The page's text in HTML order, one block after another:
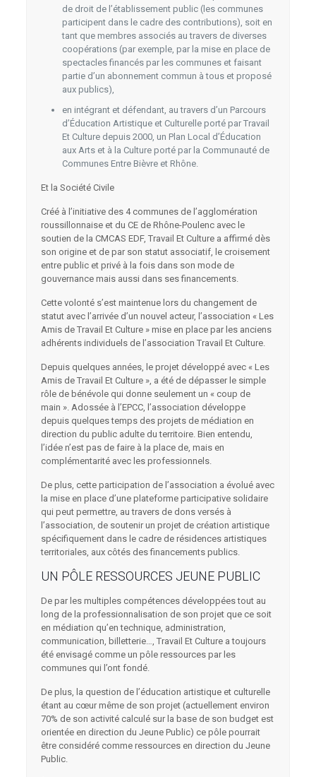
de droit de l’établissement public (les communes
participent dans le cadre des contributions), soit en
tant que membres associés au travers de diverses
coopérations (par exemple, par la mise en place de
spectacles financés par les communes et faisant
partie d’un abonnement commun à tous et proposé
aux publics),
en intégrant et défendant, au travers d’un Parcours
d’Éducation Artistique et Culturelle porté par Travail
Et Culture depuis 2000, un Plan Local d’Éducation
aux Arts et à la Culture porté par la Communauté de
Communes Entre Bièvre et Rhône.
Et la Société Civile
Créé à l’initiative des 4 communes de l’agglomération
roussillonnaise et du CE de Rhône-Poulenc avec le
soutien de la CMCAS EDF, Travail Et Culture a affirmé dès
son origine et de par son statut associatif, le croisement
entre public et privé à la fois dans son mode de
gouvernance mais aussi dans ses financements.
Cette volonté s’est maintenue lors du changement de
statut avec l’arrivée d’un nouvel acteur, l’association « Les
Amis de Travail Et Culture » mise en place par les anciens
adhérents individuels de l’association Travail Et Culture.
Depuis quelques années, le projet développé avec « Les
Amis de Travail Et Culture », a été de dépasser le simple
rôle de bénévole qui donne seulement un « coup de
main ». Adossée à l’EPCC, l’association développe
depuis quelques temps des projets de médiation en
direction du public adulte du territoire. Bien entendu,
l’idée n’est pas de faire à la place de, mais en
complémentarité avec les professionnels.
De plus, cette participation de l’association a évolué avec
la mise en place d’une plateforme participative solidaire
qui peut permettre, au travers de dons versés à
l’association, de soutenir un projet de création artistique
spécifiquement dans le cadre de résidences artistiques
territoriales, aux côtés des financements publics.
UN PÔLE RESSOURCES JEUNE PUBLIC
De par les multiples compétences développées tout au
long de la professionnalisation de son projet que ce soit
en médiation qu’en technique, administration,
communication, billetterie…, Travail Et Culture a toujours
été envisagé comme un pôle ressources par les
communes qui l’ont fondé.
De plus, la question de l’éducation artistique et culturelle
étant au cœur même de son projet (actuellement environ
70% de son activité calculé sur la base de son budget est
orientée en direction du Jeune Public) ce pôle pourrait
être considéré comme ressources en direction du Jeune
Public.